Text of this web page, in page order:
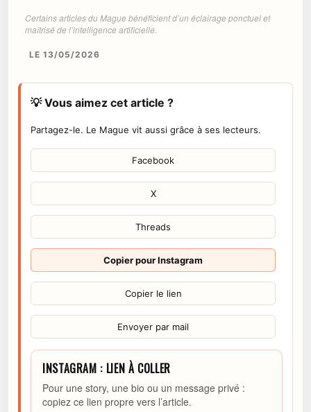
Certains articles du Mague bénéficient d’un éclairage ponctuel et
maîtrisé de l’intelligence artificielle.
LE 13/05/2026
💡 Vous aimez cet article ?
Partagez-le. Le Mague vit aussi grâce à ses lecteurs.
Facebook
X
Threads
Copier pour Instagram
Copier le lien
Envoyer par mail
INSTAGRAM : LIEN À COLLER
Pour une story, une bio ou un message privé :
copiez ce lien propre vers l’article.